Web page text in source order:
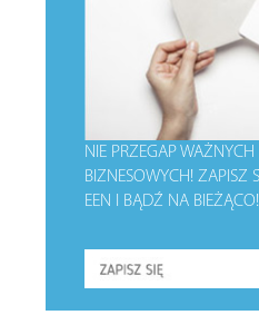
NIE PRZEGAP WAŻNYCH
BIZNESOWYCH!ZAPISZ
EEN I BĄDŹ NA BIEŻĄCO!